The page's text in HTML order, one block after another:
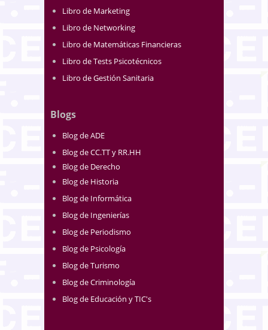
Libro de Marketing
Libro de Networking
Libro de Matemáticas Financieras
Libro de Tests Psicotécnicos
Libro de Gestión Sanitaria
Blogs
Blog de ADE
Blog de CC.TT y RR.HH
Blog de Derecho
Blog de Historia
Blog de Informática
Blog de Ingenierías
Blog de Periodismo
Blog de Psicología
Blog de Turismo
Blog de Criminología
Blog de Educación y TIC's